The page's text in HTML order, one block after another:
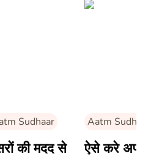
Sudhaar
की मदद से
Aatm Sudhaar
ऐसे करे अपनी